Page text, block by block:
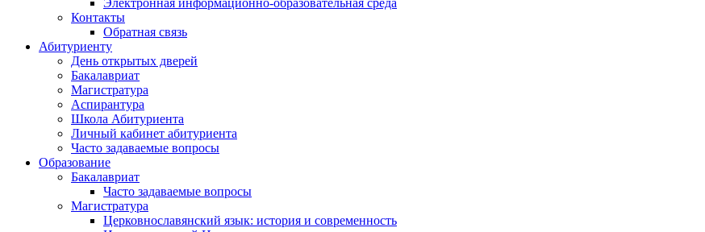
Контакты
Обратная связь
Абитуриенту
День открытых дверей
Бакалавриат
Магистратура
Аспирантура
Школа Абитуриента
Личный кабинет абитуриента
Часто задаваемые вопросы
Образование
Бакалавриат
Часто задаваемые вопросы
Магистратура
Церковнославянский язык: история и современность